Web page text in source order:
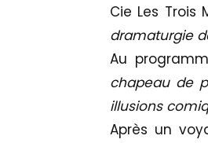
Cie Les Trois
dramaturgie
Au
chapeau de
illusions
Après un